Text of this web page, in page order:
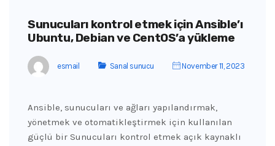
Sunucuları kontrol etmek için Ansible’ı
Ubuntu, Debian ve CentOS’a yükleme
esmail Sanal sunucu November 11, 2023
Ansible, sunucuları ve ağları yapılandırmak,
yönetmek ve otomatikleştirmek için kullanılan
güçlü bir Sunucuları kontrol etmek açık kaynaklı